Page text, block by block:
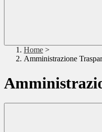
Home >
Amministrazione